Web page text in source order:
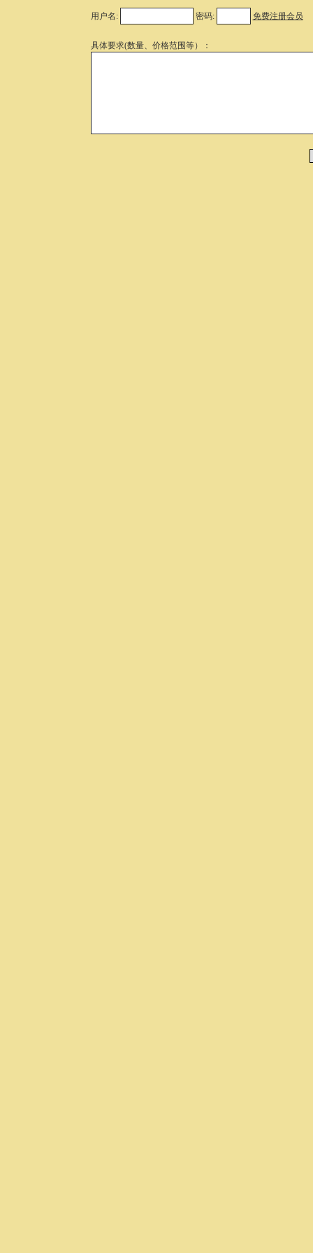
用户名: 密码: 免费注册会员
具体要求(数量、价格范围等）：